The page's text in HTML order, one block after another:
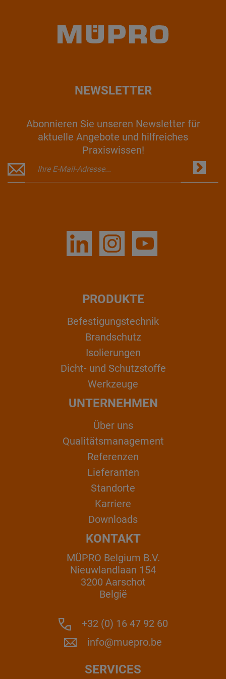
NEWSLETTER
Abonnieren Sie unseren Newsletter für
aktuelle Angebote und hilfreiches
Praxiswissen!
PRODUKTE
Befestigungstechnik
Brandschutz
Isolierungen
Dicht- und Schutzstoffe
Werkzeuge
UNTERNEHMEN
Über uns
Qualitätsmanagement
Referenzen
Lieferanten
Standorte
Karriere
Downloads
KONTAKT
MÜPRO Belgium B.V.
Nieuwlandlaan 154
3200 Aarschot
België
+32 (0) 16 47 92 60
info@muepro.be
SERVICES